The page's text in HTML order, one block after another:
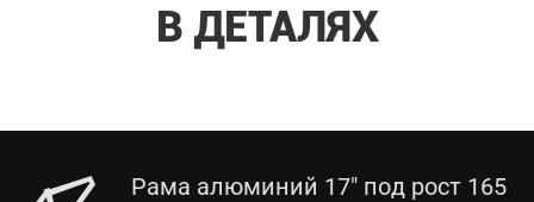
В ДЕТАЛЯХ
Рама алюминий 17" под рост 165